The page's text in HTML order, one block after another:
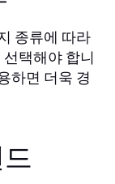
종류에 따라
택해야 합니
하면 더욱 경